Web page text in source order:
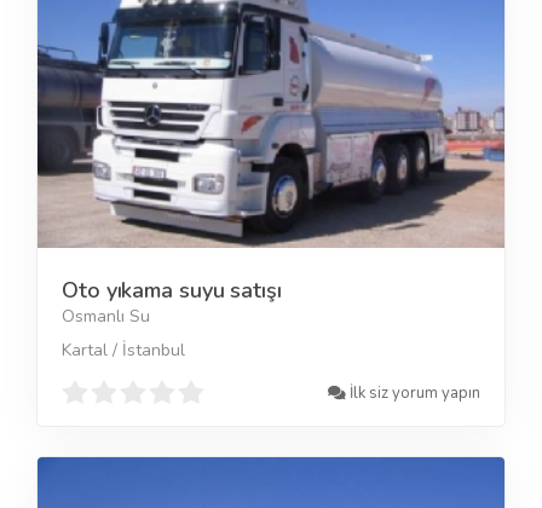
Oto yıkama suyu satışı
Osmanlı Su
Kartal / İstanbul
İlk siz yorum yapın